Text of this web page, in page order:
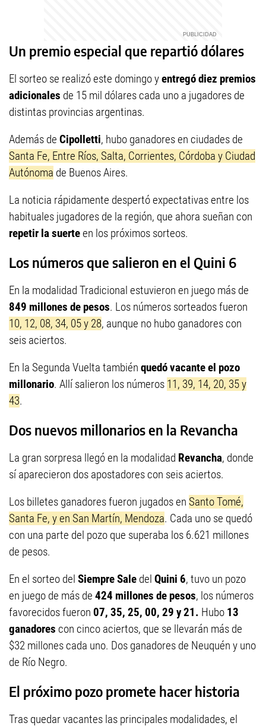
Un premio especial que repartió dólares
El sorteo se realizó este domingo yentregó diez premios
adicionales de 15 mil dólares cada uno a jugadores de
distintas provincias argentinas.
Además de Cipolletti, hubo ganadores en ciudades de
Santa Fe, Entre Ríos, Salta, Corrientes, Córdoba y Ciudad
Autónoma de Buenos Aires.
La noticia rápidamente despertó expectativas entre los
habituales jugadores de la región, que ahora sueñan con
repetir la suerteen los próximos sorteos.
Los números que salieron en el Quini 6
En la modalidad Tradicional estuvieron en juego más de
849 millones de pesos. Los números sorteados fueron
10, 12, 08, 34, 05 y 28, aunque no hubo ganadores con
seis aciertos.
En la Segunda Vuelta también quedó vacante el pozo
millonario. Allí salieron los números 11, 39, 14, 20, 35 y
43.
Dos nuevos millonarios en la Revancha
La gran sorpresa llegó en la modalidad Revancha, donde
sí aparecieron dos apostadores con seis aciertos.
Los billetes ganadores fueron jugados en Santo Tomé,
Santa Fe, y en San Martín, Mendoza. Cada uno se quedó
con una parte del pozo que superaba los 6.621 millones
de pesos.
En el sorteo del Siempre Sale del Quini 6, tuvo un pozo
en juego de más de 424 millones de pesos, los números
favorecidos fueron 07, 35, 25, 00, 29 y 21. Hubo 13
ganadores con cinco aciertos, que se llevarán más de
$32 millones cada uno. Dos ganadores de Neuquén y uno
de Río Negro.
El próximo pozo promete hacer historia
Tras quedar vacantes las principales modalidades, el